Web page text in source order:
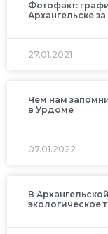
Фотофакт:
Архангельске
27.01.2021
Чем нам
в Урдоме
07.01.2022
В
экологическое